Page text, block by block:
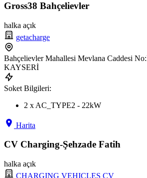
Gross38 Bahçelievler
halka açık
getacharge
Bahçelievler Mahallesi Mevlana Caddesi
KAYSERİ
Soket Bilgileri:
2 x AC_TYPE2 - 22kW
Harita
CV Charging-Şehzade Fatih
halka açık
CHARGING VEHICLES CV